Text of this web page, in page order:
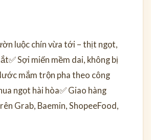
luộc chín vừa tới – thịt ngọt,
✅ Sợi miến mềm dai, không bị
mắm trộn pha theo công
ngọt hài hòa✅ Giao hàng
Grab, Baemin, ShopeeFood,